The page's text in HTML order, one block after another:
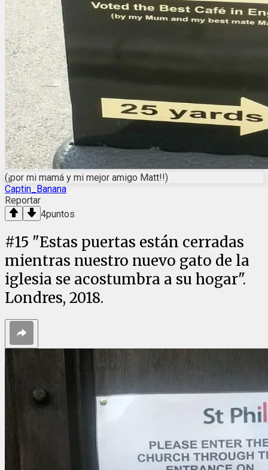
(¡por mi mamá y mi mejor amigo Matt!!)
Captin_Banana
Reportar
4puntos
#15 "Estas puertas están cerradas
mientras nuestro nuevo gato de la
iglesia se acostumbra a su hogar".
Londres, 2018.